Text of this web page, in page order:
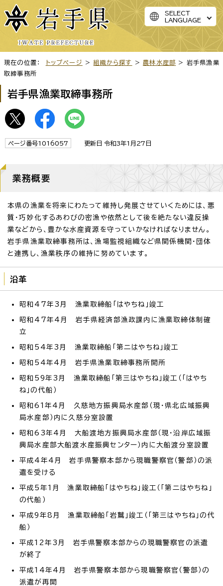
SELECT
LANGUAGE
現在の位置： トップページ >組織から探す > 農林水産部 > 岩手県漁業
取締事務所
岩手県漁業取締事務所
ページ番号1016057 更新日 令和3年1月27日
業務概要
本県の漁業を将来にわたって維持し発展させていくためには、悪
質・巧妙化するあわびの密漁や依然として後を絶たない違反操
業などから、豊かな水産資源を守っていかなければなりません。
岩手県漁業取締事務所は、漁場監視組織など県関係機関・団体
と連携し、漁業秩序の維持に努めています。
沿革
昭和47年3月 漁業取締船「はやちね」竣工
昭和47年4月 岩手県経済部漁政課内に漁業取締体制確
立
昭和54年3月 漁業取締船「第二はやちね」竣工
昭和54年4月 岩手県漁業取締事務所開所
昭和59年3月 漁業取締船「第三はやちね」竣工（「はやち
ね」の代船）
昭和61年4月 久慈地方振興局水産部（現・県北広域振興
局水産部）内に久慈分室設置
昭和63年4月 大船渡地方振興局水産部（現・沿岸広域振
興局水産部大船渡水産振興センター）内に大船渡分室設置
平成4年4月 岩手県警察本部から現職警察官（警部）の派
遣を受ける
平成5年1月 漁業取締船「はやちね」竣工（「第二はやちね」
の代船）
平成9年8月 漁業取締船「岩鷲」竣工（「第三はやちね」の代
船）
平成12年3月 岩手県警察本部からの現職警察官の派遣
が終了
平成14年4月 岩手県警察本部から現職警察官（警部）の
派遣が再開